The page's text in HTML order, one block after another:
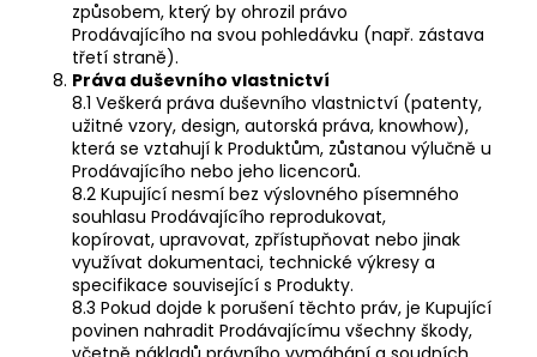
způsobem, který by ohrozil právo
Prodávajícího na svou pohledávku (např. zástava
třetí straně).
Práva duševního vlastnictví
8.1 Veškerá práva duševního vlastnictví (patenty,
užitné vzory, design, autorská práva, knowhow),
která se vztahují k Produktům, zůstanou výlučně u
Prodávajícího nebo jeho licencorů.
8.2 Kupující nesmí bez výslovného písemného
souhlasu Prodávajícího reprodukovat,
kopírovat, upravovat, zpřístupňovat nebo jinak
využívat dokumentaci, technické výkresy a
specifikace související s Produkty.
8.3 Pokud dojde k porušení těchto práv, je Kupující
povinen nahradit Prodávajícímu všechny škody,